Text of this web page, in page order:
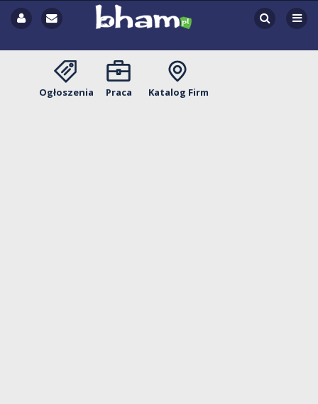
Ogłoszenia Praca Katalog Firm